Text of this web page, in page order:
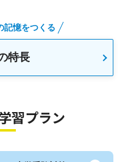
記憶をつくる
特長
習プラン